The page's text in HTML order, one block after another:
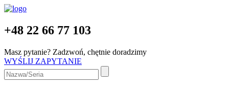
+48 22 66 77 103
Masz pytanie? Zadzwoń, chętnie doradzimy
WYŚLIJ ZAPYTANIE